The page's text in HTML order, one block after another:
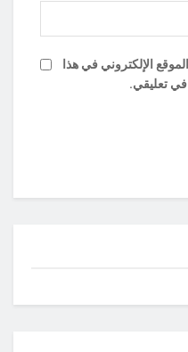
الإلكتروني في هذا
في تعليقي.